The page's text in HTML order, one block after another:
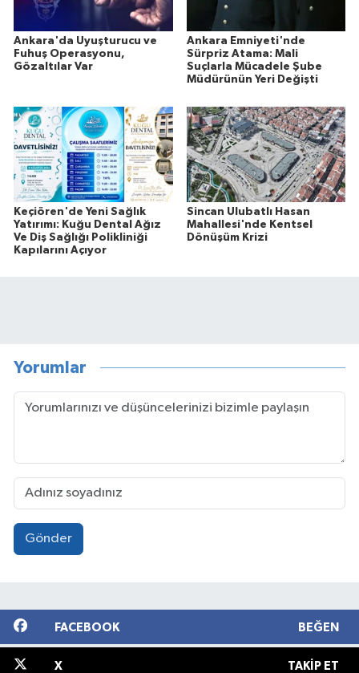
Ankara'da Uyuşturucu ve
Fuhuş Operasyonu,
Gözaltılar Var
Ankara Emniyeti'nde
Sürpriz Atama: Mali
Suçlarla Mücadele Şube
Müdürünün Yeri Değişti
Keçiören'de Yeni Sağlık
Yatırımı: Kuğu Dental Ağız
Ve Diş Sağlığı Polikliniği
Kapılarını Açıyor
Sincan Ulubatlı Hasan
Mahallesi'nde Kentsel
Dönüşüm Krizi
Yorumlar
Gönder
FACEBOOK BEĞEN
X TAKIP ET